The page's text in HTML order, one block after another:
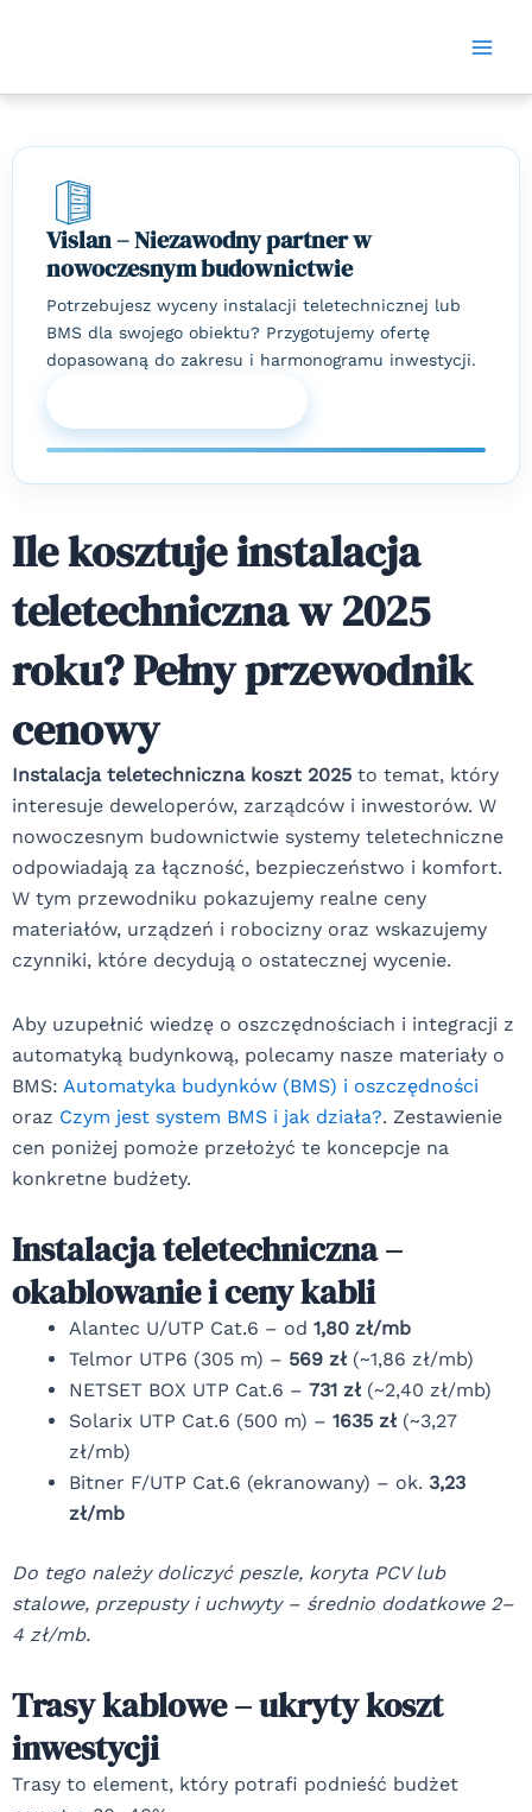
Vislan – Niezawodny partner w
nowoczesnym budownictwie
Potrzebujesz wyceny instalacji teletechnicznej lub
BMS dla swojego obiektu? Przygotujemy ofertę
dopasowaną do zakresu i harmonogramu inwestycji.
Ile kosztuje instalacja
teletechniczna w 2025
roku? Pełny przewodnik
cenowy
Instalacja teletechniczna koszt 2025 to temat, który
interesuje deweloperów, zarządców i inwestorów. W
nowoczesnym budownictwie systemy teletechniczne
odpowiadają za łączność, bezpieczeństwo i komfort.
W tym przewodniku pokazujemy realne ceny
materiałów, urządzeń i robocizny oraz wskazujemy
czynniki, które decydują o ostatecznej wycenie.
Aby uzupełnić wiedzę o oszczędnościach i integracji z
automatyką budynkową, polecamy nasze materiały o
BMS: Automatyka budynków (BMS) i oszczędności
oraz Czym jest system BMS i jak działa?. Zestawienie
cen poniżej pomoże przełożyć te koncepcje na
konkretne budżety.
Instalacja teletechniczna –
okablowanie i ceny kabli
Alantec U/UTP Cat.6 – od 1,80 zł/mb
Telmor UTP6 (305 m) – 569 zł(~1,86 zł/mb)
NETSET BOX UTP Cat.6 – 731 zł(~2,40 zł/mb)
Solarix UTP Cat.6 (500 m) – 1635 zł(~3,27
zł/mb)
Bitner F/UTP Cat.6 (ekranowany) – ok. 3,23
zł/mb
Do tego należy doliczyć peszle, koryta PCV lub
stalowe, przepusty i uchwyty – średnio dodatkowe 2–
4 zł/mb.
Trasy kablowe – ukryty koszt
inwestycji
Trasy to element, który potrafi podnieść budżet